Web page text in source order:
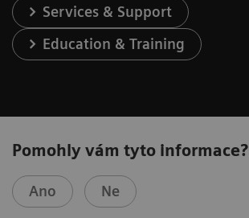
Services & Support
Education & Training
Pomohly vám tyto informace?
Ano Ne